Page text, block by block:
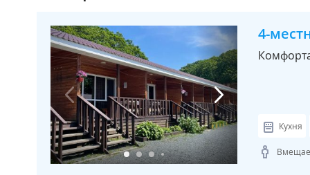
4-
Кухня